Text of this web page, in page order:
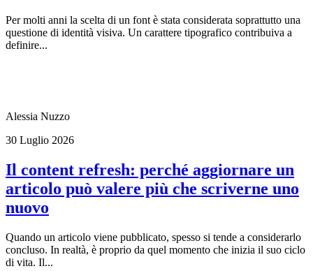
Per molti anni la scelta di un font è stata considerata soprattutto una
questione di identità visiva. Un carattere tipografico contribuiva a
definire...
Alessia Nuzzo
30 Luglio 2026
Il content refresh: perché aggiornare un
articolo può valere più che scriverne uno
nuovo
Quando un articolo viene pubblicato, spesso si tende a considerarlo
concluso. In realtà, è proprio da quel momento che inizia il suo ciclo
di vita. Il...